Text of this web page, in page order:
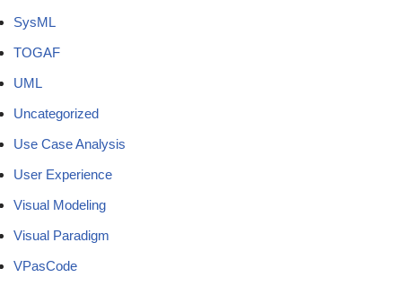
SysML
TOGAF
UML
Uncategorized
Use Case Analysis
User Experience
Visual Modeling
Visual Paradigm
VPasCode